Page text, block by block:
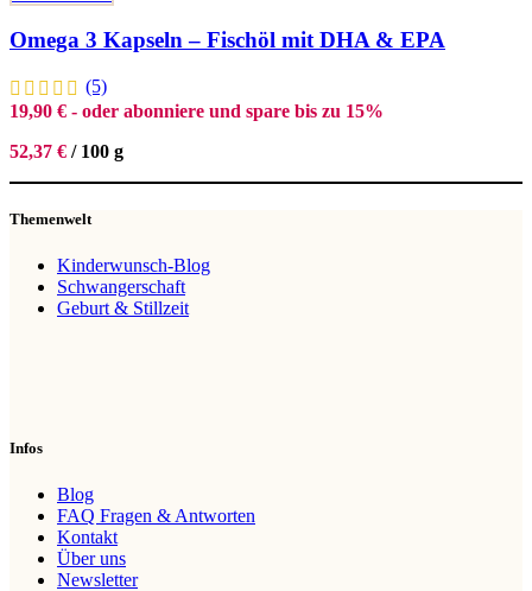
Omega 3 Kapseln – Fischöl mit DHA & EPA
(5)
19,90 € - oder abonniere und spare bis zu 15%
52,37 € / 100 g
Themenwelt
Kinderwunsch-Blog
Schwangerschaft
Geburt & Stillzeit
Infos
Blog
FAQ Fragen & Antworten
Kontakt
Über uns
Newsletter